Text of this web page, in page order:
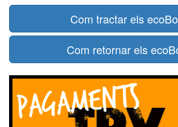
Com tractar els
Com retornar els